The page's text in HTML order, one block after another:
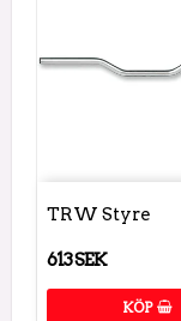
TRW Styre
613 SEK
KÖP